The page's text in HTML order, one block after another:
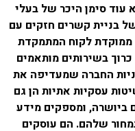
עוד סימן היכר של בעלי
בניית קשרים חזקים עם
ממוקדת לקוח המתמקדת
כרוך בשירותים מותאמים
החברה שמעדיפה את
עסקיות אתיות הן גם
ביושרה, ומספקים מידע
שלהם. הם עוסקים